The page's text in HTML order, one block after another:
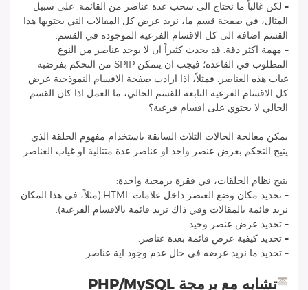
–لكن غالباً ما نحتاج الى سحب عدة عناصر من القائمة. على سبيل
المثال، في صفحة قسم ما، نريد عرض كل المقالات التي يحتويها هذا
القسم اضافة الى كل الاقسام الفرعية الموجودة في القسم.
–مهمة اكثر دقة: قد يحدث كثيراً ان لا يوجد عناصر من النوع
المطلوب في القاعدة؛ فيجب ان يتمكن SPIP من التحكم بفرضية
غياب هذه العناصر. فمثلاً، اذا ارادت صفحة الاقسام النموذجية عرض
كل الاقسام الفرعية التابعة للقسم الحالي، ما العمل اذا كان القسم
الحالي لا يحتوي على اقسام فرعية؟
يمكن معالجة الحالات الثلاث السابقة باستخدام مفهوم الحلقة الذي
يتيح التحكم بعرض عنصر واحد او عناصر عدة متتالية او غياب العناصر.
يتيح نظام الحلقات، في فقرة برمجية واحدة:
–
تحديد مكان وضع العنصر داخل علامات HTML (مثلاً، في هذا المكان
نريد قائمة بالمقالات وفي ذاك نريد قائمة بالاقسام الفرعية).
–تحديد عرض عنصر وحيد.
–تحديد كيفية عرض قائمة بعدة عناصر.
–تحديد ما نريد عرضه في حال عدم وجود اية عناصر.
تشابه مع برمجة PHP/MySQL